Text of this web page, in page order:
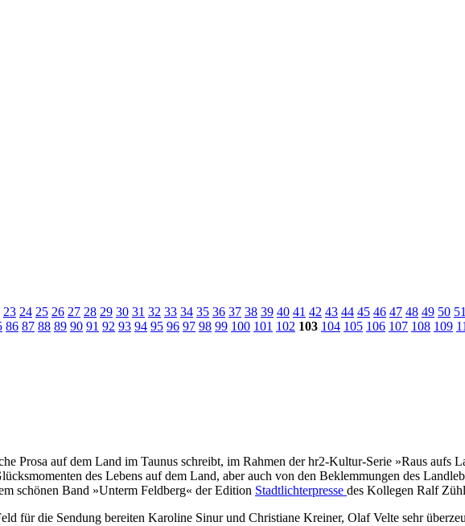
23 24 25 26 27 28 29 30 31 32 33 34 35 36 37 38 39 40 41 42 43 44 45 46 47 48 49 50 51
86 87 88 89 90 91 92 93 94 95 96 97 98 99 100 101 102 103 104 105 106 107 108 109
Prosa auf dem Land im Taunus schreibt, im Rahmen der hr2-Kultur-Serie »Raus aufs
des Lebens auf dem Land, aber auch von den Beklemmungen des
schönen Band »Unterm Feldberg« der Edition Stadtlichterpresse des Kollegen Ralf
für die Sendung bereiten Karoline Sinur und Christiane Kreiner, Olaf Velte sehr